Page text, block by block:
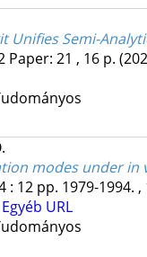
Unifies Semi-
Paper: 21 , 16 p.
modes under in
: 12 pp. 1979-1994.
Egyéb URL